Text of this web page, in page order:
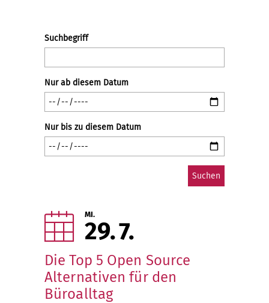
Suchbegriff
Nur ab diesem Datum
Nur bis zu diesem Datum
MI.
29 7
Die Top 5 Open Source
Alternativen für den
Büroalltag